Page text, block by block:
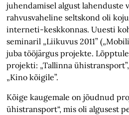
juhendamisel algust lahenduste
rahvusvaheline seltskond oli
interneti-keskkonnas. Uuesti
seminaril „Liikuvus 2011”
juba tööjärgus projekte.
projekti: „Tallinna
„Kino kõigile”.
Kõige kaugemale on jõudnud
ühistransport“, mis oli algusest